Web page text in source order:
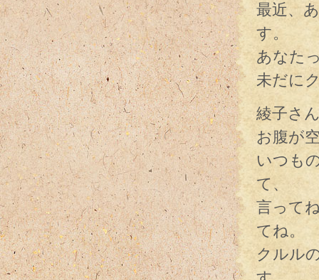
最近、
す。
あなた
未だに
綾子さ
お腹が
いつも
て、
言って
てね。
クルル